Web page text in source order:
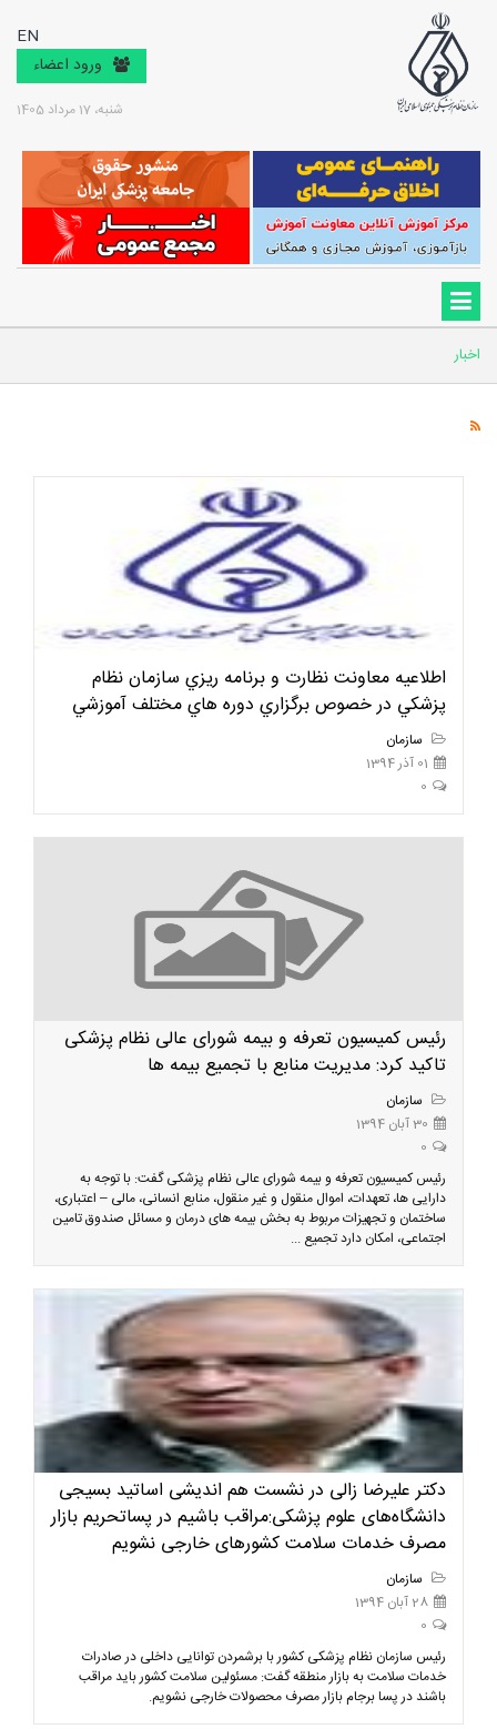
EN
ورود اعضاء
شنبه، 17 مرداد 1405
اخبار
اطلاعيه معاونت نظارت و برنامه ريزي سازمان نظام
پزشكي در خصوص برگزاري دوره هاي مختلف آموزشي
سازمان
01 آذر 1394
0
رئیس کمیسیون تعرفه و بیمه شورای عالی نظام پزشکی
تاکید کرد: مدیریت منابع با تجمیع بیمه ها
سازمان
30 آبان 1394
0
رئیس کمیسیون تعرفه و بیمه شورای عالی نظام پزشکی گفت: با توجه به
دارایی ها، تعهدات، اموال منقول و غیر منقول، منابع انسانی، مالی – اعتباری،
ساختمان و تجهیزات مربوط به بخش بیمه های درمان و مسائل صندوق تامین
اجتماعی، امکان دارد تجمیع ...
دکتر علیرضا زالی در نشست هم اندیشی اساتید بسیجی
دانشگاه‌های علوم پزشکی:مراقب باشیم در پساتحریم بازار
مصرف خدمات سلامت کشورهای خارجی نشویم
سازمان
28 آبان 1394
0
رئیس سازمان نظام پزشکی کشور با برشمردن توانایی داخلی در صادرات
خدمات سلامت به بازار منطقه گفت: مسئولین سلامت کشور باید مراقب
باشند در پسا برجام بازار مصرف محصولات خارجی نشویم.